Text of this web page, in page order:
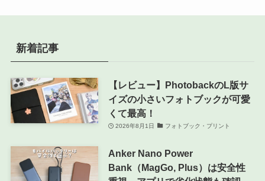
新着記事
【レビュー】PhotobackのL版サ
イズの小さいフォトブックが可愛
くて最高！
2026年8月1日 フォトブック・プリント
Anker Nano Power
Bank（MagGo, Plus）は安全性